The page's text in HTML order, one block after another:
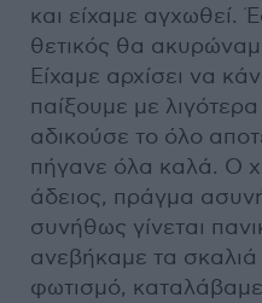
και είχαμε αγχωθεί.
θετικός θα
Είχαμε αρχίσει να
παίξουμε με
αδικούσε το όλο
πήγανε όλα καλά. Ο
άδειος, πράγμα
συνήθως γίνεται
ανεβήκαμε τα σκαλιά
φωτισμό, καταλάβαμε